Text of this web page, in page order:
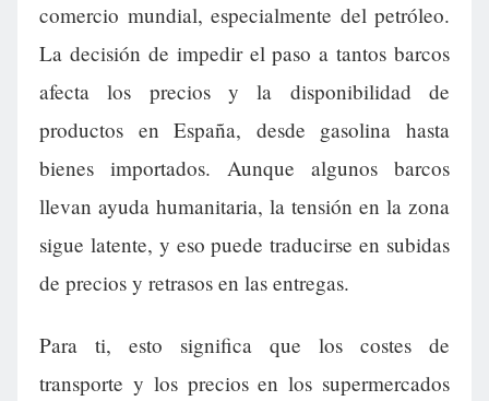
comercio mundial, especialmente del petróleo.
La decisión de impedir el paso a tantos barcos
afecta los precios y la disponibilidad de
productos en España, desde gasolina hasta
bienes importados. Aunque algunos barcos
llevan ayuda humanitaria, la tensión en la zona
sigue latente, y eso puede traducirse en subidas
de precios y retrasos en las entregas.
Para ti, esto significa que los costes de
transporte y los precios en los supermercados